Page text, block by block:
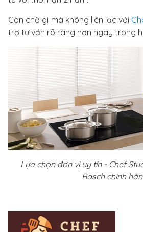
Còn chờ gì mà không liên lạc với
trợ tư vấn rõ ràng hơn ngay trong
Lựa chọn đơn vị uy tín - Chef
Bosch chính